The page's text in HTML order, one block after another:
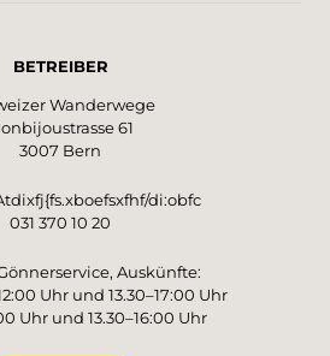
BETREIBER
Wanderwege
61
3007 Bern
di:obfc
031 370 10 20
Auskünfte:
Uhr und 13.30–17:00 Uhr
Uhr und 13.30–16:00 Uhr